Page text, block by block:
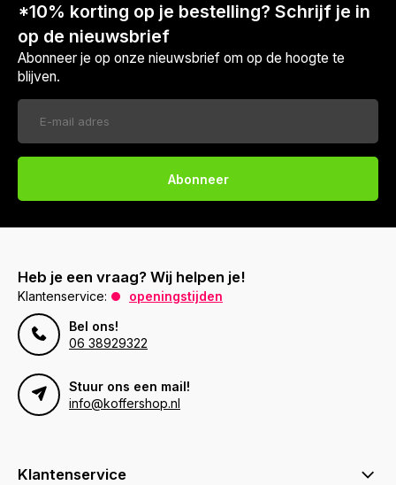
*10% korting op je bestelling? Schrijf je in
op de nieuwsbrief
Abonneer je op onze nieuwsbrief om op de hoogte te
blijven.
Abonneer
Heb je een vraag? Wij helpen je!
Klantenservice:
openingstijden
Bel ons!
06 38929322
Stuur ons een mail!
info@koffershop.nl
Klantenservice